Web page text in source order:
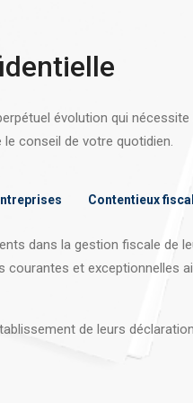
évolution qui
conseil de votre quotidien.
Contentieux fiscal
dans la gestion fiscale de
courantes et exceptionnelles
de leurs